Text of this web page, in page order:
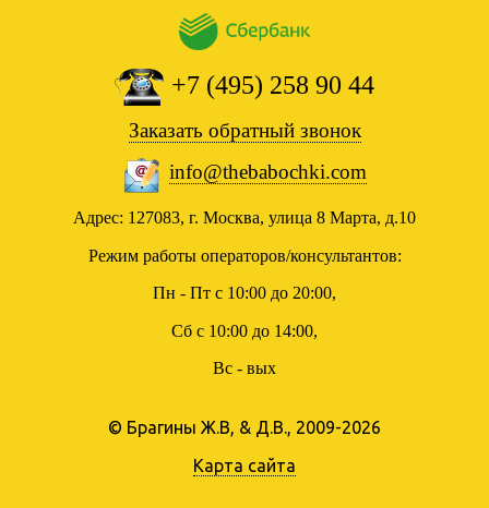
+7 (495) 258 90 44
Заказать обратный звонок
info@thebabochki.com
Адрес: 127083, г. Москва, улица 8 Марта, д.10
Режим работы операторов/консультантов:
Пн - Пт с 10:00 до 20:00,
Сб с 10:00 до 14:00,
Вс - вых
© Брагины Ж.В, & Д.В., 2009-2026
Карта сайта